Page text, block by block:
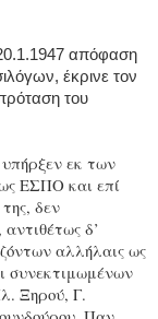
απόφαση
έκρινε τον
του
υπήρξεν εκ των
ΕΣΠΟ και επί
δεν
δ’
αλλήλαις ως
συνεκτιμωμένων
Ξηρού, Γ.